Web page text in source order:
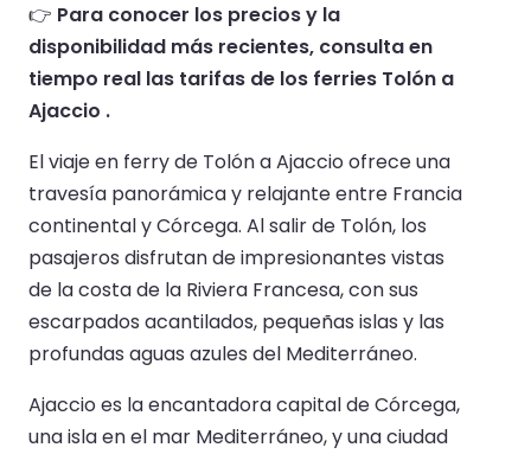
👉 Para conocer los precios y la
disponibilidad más recientes, consulta en
tiempo real las tarifas de los ferries Tolón a
Ajaccio .
El viaje en ferry de Tolón a Ajaccio ofrece una
travesía panorámica y relajante entre Francia
continental y Córcega. Al salir de Tolón, los
pasajeros disfrutan de impresionantes vistas
de la costa de la Riviera Francesa, con sus
escarpados acantilados, pequeñas islas y las
profundas aguas azules del Mediterráneo.
Ajaccio es la encantadora capital de Córcega,
una isla en el mar Mediterráneo, y una ciudad